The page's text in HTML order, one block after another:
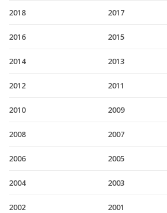
2018 2017
2016 2015
2014 2013
2012 2011
2010 2009
2008 2007
2006 2005
2004 2003
2002 2001